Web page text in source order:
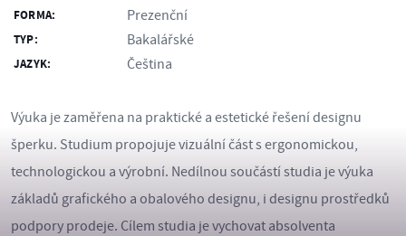
FORMA: Prezenční
TYP: Bakalářské
JAZYK: Čeština
Výuka je zaměřena na praktické a estetické řešení designu
šperku. Studium propojuje vizuální část s ergonomickou,
technologickou a výrobní. Nedílnou součástí studia je výuka
základů grafického a obalového designu, i designu prostředků
podpory prodeje. Cílem studia je vychovat absolventa